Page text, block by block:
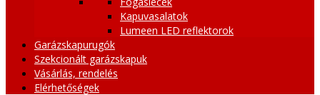
Kapuvasalatok
Lumeen LED reflektorok
Garázskapurugók
Szekcionált garázskapuk
Vásárlás, rendelés
Elérhetőségek